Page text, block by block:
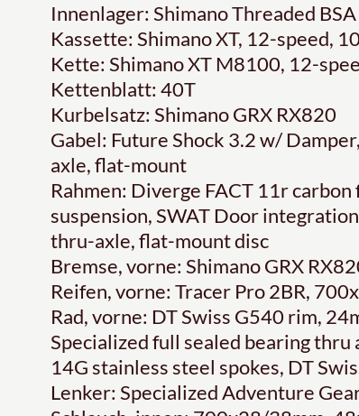
Innenlager: Shimano Threaded BSA
Kassette: Shimano XT, 12-speed,
Kette: Shimano XT M8100, 12-
Kettenblatt: 40T
Kurbelsatz: Shimano GRX RX820
Gabel: Future Shock 3.2 w/
axle, flat-mount
Rahmen: Diverge FACT 11r
suspension, SWAT Door
thru-axle, flat-mount disc
Bremse, vorne: Shimano GRX
Reifen, vorne: Tracer Pro 2BR,
Rad, vorne: DT Swiss G540 rim,
Specialized full sealed bearing thru
14G stainless steel spokes, DT
Lenker: Specialized Adventure